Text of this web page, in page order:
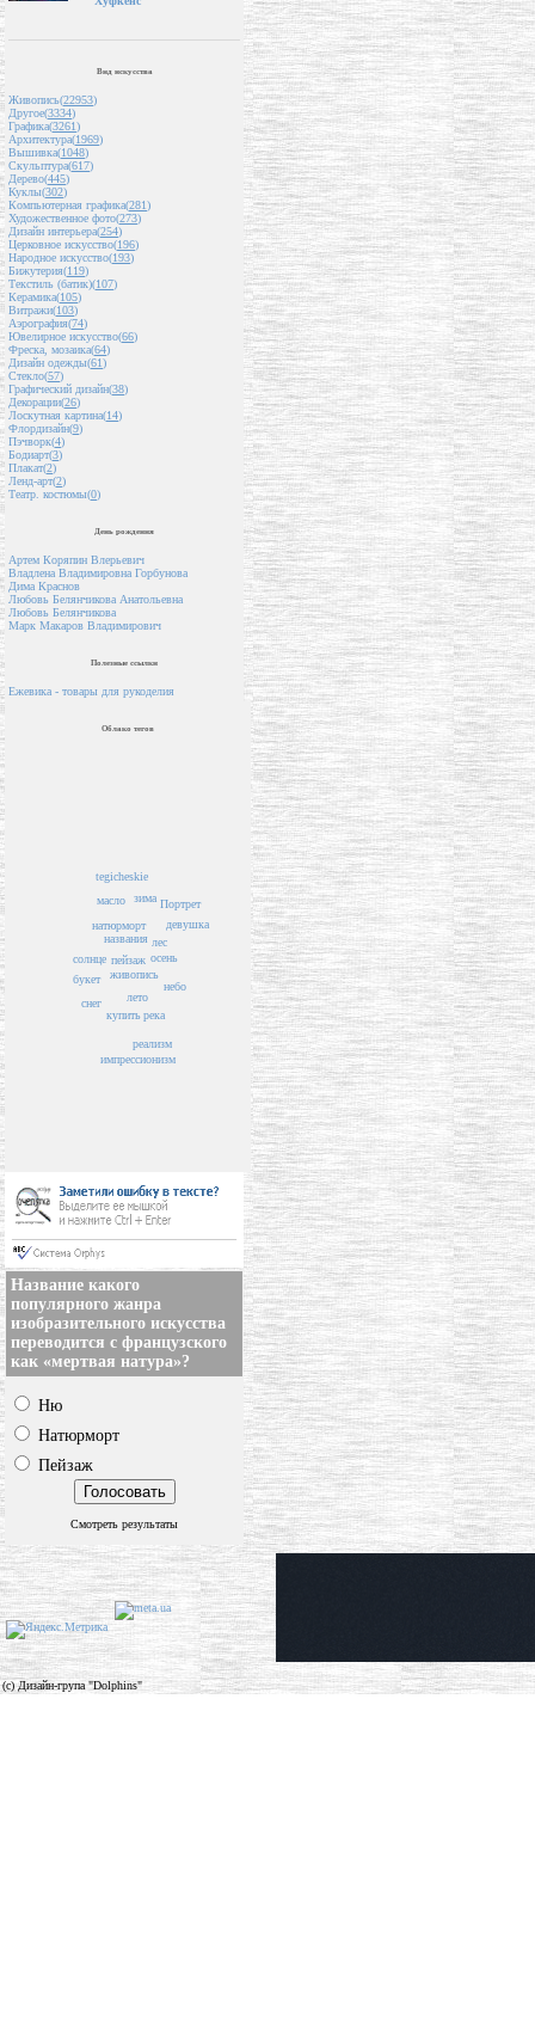
Вид искусства
Живопись(22953)
Другое(3334)
Графика(3261)
Архитектура(1969)
Вышивка(1048)
Скульптура(617)
Дерево(445)
Куклы(302)
Компьютерная графика(281)
Художественное фото(273)
Дизайн интерьера(254)
Церковное искусство(196)
Народное искусство(193)
Бижутерия(119)
Текстиль (батик)(107)
Керамика(105)
Витражи(103)
Аэрография(74)
Ювелирное искусство(66)
Фреска, мозаика(64)
Дизайн одежды(61)
Стекло(57)
Графический дизайн(38)
Декорации(26)
Лоскутная картина(14)
Флордизайн(9)
Пэчворк(4)
Бодиарт(3)
Плакат(2)
Ленд-арт(2)
Театр. костюмы(0)
День рождения
Артем Коряпин Влерьевич
Владлена Владимировна Горбунова
Дима Краснов
Любовь Белянчикова Анатольевна
Любовь Белянчикова
Марк Макаров Владимирович
Полезные ссылки
Ежевика - товары для рукоделия
Облако тегов
пейзаж
названия
живопись
лето
натюрморт
купить
солнце
лес
зима
осень
букет
масло
река
снег
tegicheskie
реализм
небо
импрессионизм
Портрет
девушка
Название какого
популярного жанра
изобразительного искусства
переводится с французского
как «мертвая натура»?
Ню
Натюрморт
Пейзаж
Смотреть результаты
(c) Дизайн-група "Dolphins"